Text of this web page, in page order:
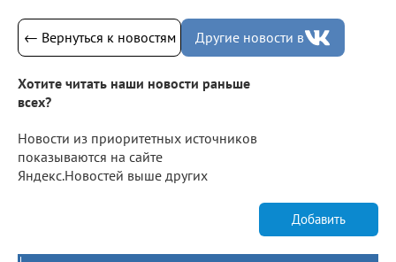
← Вернуться к новостям Другие новости в
Хотите читать наши новости раньше
всех?
Новости из приоритетных источников
показываются на сайте
Яндекс.Новостей выше других
Добавить